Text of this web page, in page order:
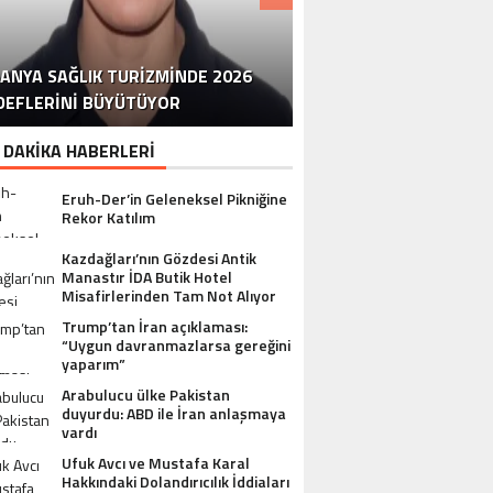
MELISA: “TÜRK SANAT MÜZIĞINE
OLAN SEVGIMLE BÜYÜDÜM”
SAĞLIK TURIZMINDE 2026
BÜYÜTÜYOR
DR. ALI YÜKSELOĞLU, TÜRKIYE’NIN
2026 SAĞLIK TURIZMI VIZYONUNU
AÇIKLADI
“YAPIMCI MUSTAFA USLU HAKKINDA
SUÇ DUYURUSU”
YÖNETMEN MURAT UYGUR’DAN
ULUSLARARASI AKSIYON FILMI
YAPIMCI MUSTAFA USLU VE EŞI
HAKKINDA UYUŞTURUCU ŞIKÂYETI
İSTANBUL’DAN BINGÖL’E 3 MILYON
TL’LIK GÖNÜL KÖPRÜSÜ
TURIZM SEKTÖRÜNÜN DENEYIMLI
İSMI: FATIH ERSÜ
MUSTAFA USLU HAKKINDAKI
SORUŞTURMADA SESSIZLIK TEPKI
ÇEKIYOR
OYUNCU SINAN ÇALIŞKANOĞLU
KARAKOLLUK OLDU
HABERLERİ
Eruh-Der’in Geleneksel Pikniğine
Rekor Katılım
Kazdağları’nın Gözdesi Antik
Manastır İDA Butik Hotel
Misafirlerinden Tam Not Alıyor
Trump’tan İran açıklaması:
“Uygun davranmazlarsa gereğini
yaparım”
Arabulucu ülke Pakistan
duyurdu: ABD ile İran anlaşmaya
vardı
Ufuk Avcı ve Mustafa Karal
Hakkındaki Dolandırıcılık İddiaları